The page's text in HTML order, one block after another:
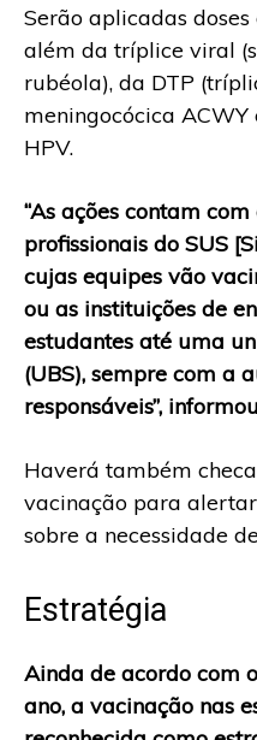
Serão aplicadas
além da tríplice viral
rubéola), da DTP
meningocócica
HPV.
“As ações contam
profissionais do SUS
cujas equipes vão
ou as instituições de
estudantes até uma
(UBS), sempre com a
responsáveis”,
Haverá também
vacinação para
sobre a necessidade
Estratégia
Ainda de acordo com
ano, a vacinação nas